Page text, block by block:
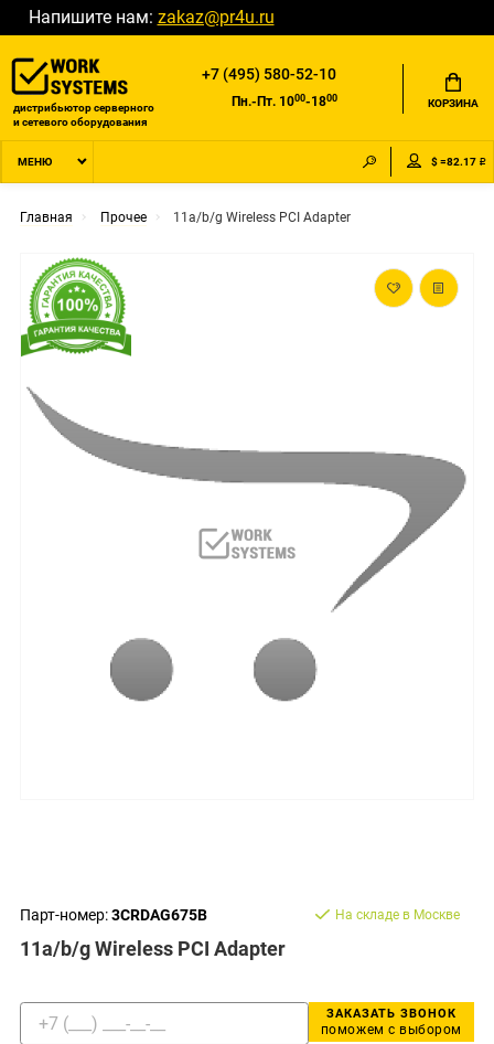
Напишите нам: zakaz@pr4u.ru
дистрибьютор серверного
и сетевого оборудования
+7 (495) 580-52-10
Пн.-Пт. 1000-1800 КОРЗИНА
МЕНЮ $ =82.17 ₽
Главная Прочее 11a/b/g Wireless PCI Adapter
Парт-номер:3CRDAG675B
11a/b/g Wireless PCI Adapter
На складе в Москве
ЗАКАЗАТЬ ЗВОНОК
поможем с выбором